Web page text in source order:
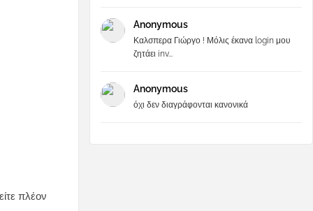
πλέον
Anonymous
Καλσπερα Γιώργο ! Μόλις έκανα login μου
ζητάει inv...
Anonymous
όχι δεν διαγράφονται κανονικά